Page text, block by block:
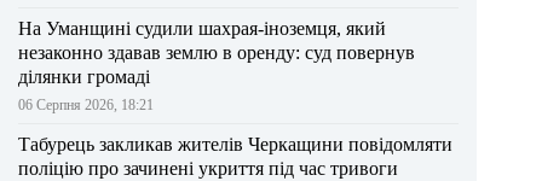
На Уманщині судили шахрая-іноземця, який
незаконно здавав землю в оренду: суд повернув
ділянки громаді
06 Серпня 2026, 18:21
Табурець закликав жителів Черкащини повідомляти
поліцію про зачинені укриття під час тривоги